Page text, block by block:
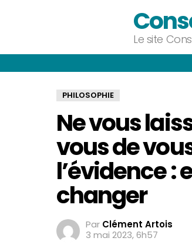
Le site
PHILOSOPHIE
Ne vous
vous de
l’évidence :
changer
Par Clément Artois
3 mai 2023, 6h57